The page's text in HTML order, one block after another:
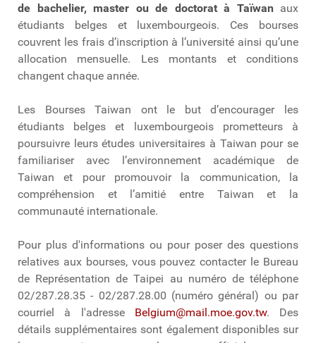
de bachelier, master ou de doctorat à Taïwan aux
étudiants belges et luxembourgeois. Ces bourses
couvrent les frais d’inscription à l’université ainsi qu’une
allocation mensuelle. Les montants et conditions
changent chaque année.
Les Bourses Taiwan ont le but d’encourager les
étudiants belges et luxembourgeois prometteurs à
poursuivre leurs études universitaires à Taiwan pour se
familiariser avec l’environnement académique de
Taiwan et pour promouvoir la communication, la
compréhension et l’amitié entre Taiwan et la
communauté internationale.
Pour plus d'informations ou pour poser des questions
relatives aux bourses, vous pouvez contacter le Bureau
de Représentation de Taipei au numéro de téléphone
02/287.28.35 - 02/287.28.00 (numéro général) ou par
courriel à l'adresse Belgium@mail.moe.gov.tw. Des
détails supplémentaires sont également disponibles sur